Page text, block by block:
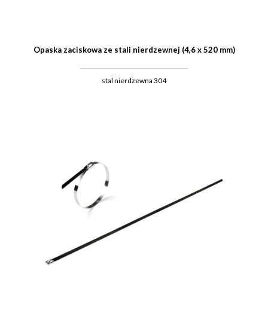
Opaska zaciskowa ze stali nierdzewnej (4,6 x 520 mm)
stal nierdzewna 304